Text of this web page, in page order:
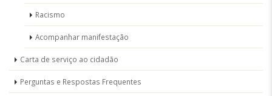
Racismo
Acompanhar manifestação
Carta de serviço ao cidadão
Perguntas e Respostas Frequentes